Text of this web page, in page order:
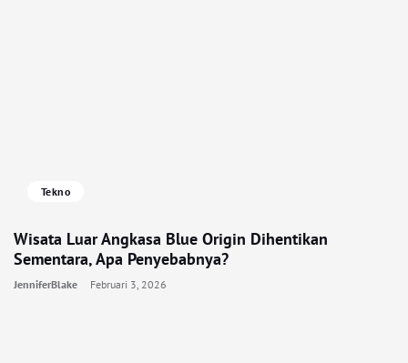
Tekno
Wisata Luar Angkasa Blue Origin Dihentikan
Sementara, Apa Penyebabnya?
JenniferBlake Februari 3, 2026